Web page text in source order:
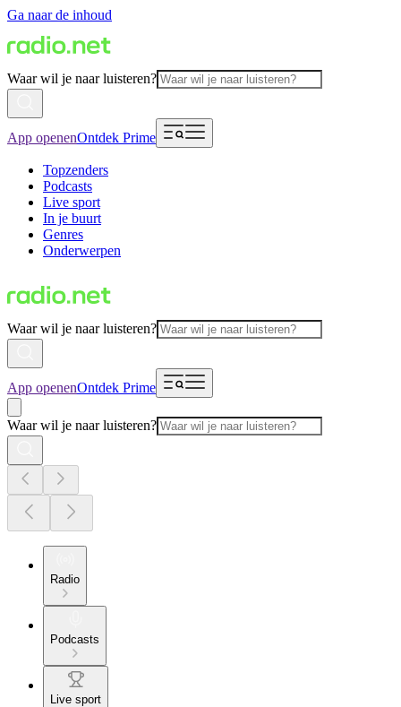
Ga naar de inhoud
Waar wil je naar luisteren?
App openenOntdek Prime
Topzenders
Podcasts
Live sport
In je buurt
Genres
Onderwerpen
Waar wil je naar luisteren?
App openenOntdek Prime
Waar wil je naar luisteren?
Radio
Podcasts
Live sport